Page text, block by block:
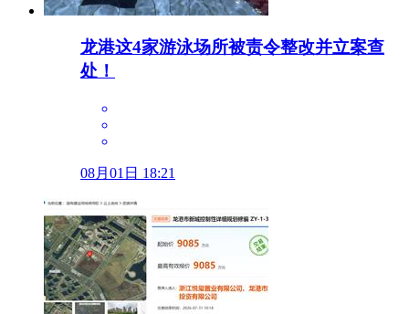
龙港这4家游泳场所被责令整改并立案查
处！
08月01日 18:21